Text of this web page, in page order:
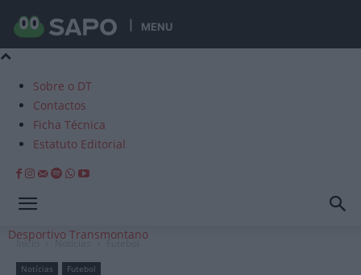
MENU
Sobre o DT
Contactos
Ficha Técnica
Estatuto Editorial
Desportivo Transmontano
Início Notícias Futebol
Notícias Futebol